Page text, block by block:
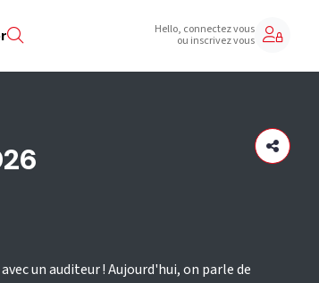
Hello, connectez vous
ou inscrivez vous
un auditeur ! Aujourd'hui, on parle de